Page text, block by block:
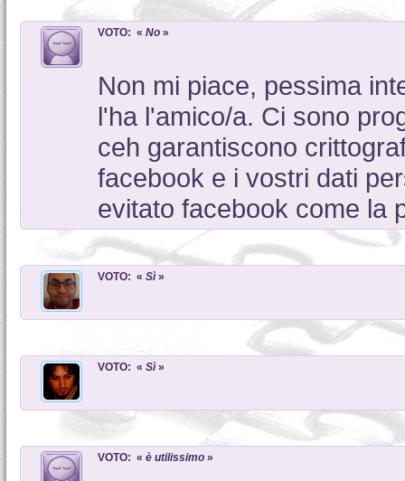
VOTO: « No »
Non mi piace, pessima
l'ha l'amico/a. Ci sono
ceh garantiscono
facebook e i vostri dati
evitato facebook come la
VOTO: « Sì »
VOTO: « Sì »
VOTO: « è utilissimo »